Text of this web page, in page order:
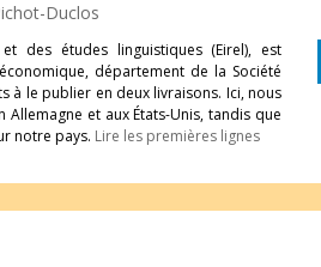
Duclos
des études linguistiques (Eirel), est
département de la Société
à le publier en deux livraisons. Ici, nous
et aux États-Unis, tandis que
notre pays. Lire les premières lignes